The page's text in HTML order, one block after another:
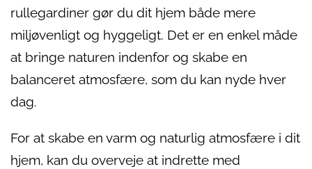
rullegardiner gør du dit hjem både mere
miljøvenligt og hyggeligt. Det er en enkel måde
at bringe naturen indenfor og skabe en
balanceret atmosfære, som du kan nyde hver
dag.
For at skabe en varm og naturlig atmosfære i dit
hjem, kan du overveje at indrette med